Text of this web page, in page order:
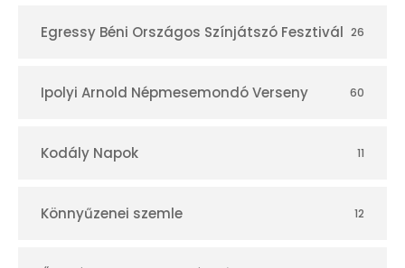
Egressy Béni Országos Színjátszó Fesztivál 26
Ipolyi Arnold Népmesemondó Verseny 60
Kodály Napok 11
Könnyűzenei szemle 12